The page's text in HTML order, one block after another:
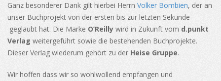
Ganz besonderer Dank gilt hierbei Herrn Volker Bombien, der an
unser Buchprojekt von der ersten bis zur letzten Sekunde
geglaubt hat. Die Marke O’Reilly wird in Zukunft vom d.punkt
Verlag weitergeführt sowie die bestehenden Buchprojekte.
Dieser Verlag wiederum gehört zu der Heise Gruppe.
Wir hoffen dass wir so wohlwollend empfangen und